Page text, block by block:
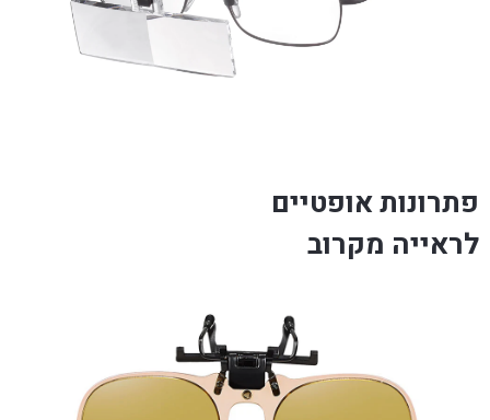
פתרונות אופטיים
לראייה מקרוב